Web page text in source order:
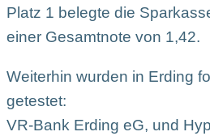
Platz 1 belegte die
einer Gesamtnote von 1,42.
Weiterhin wurden in Erding
getestet:
VR-Bank Erding eG, und